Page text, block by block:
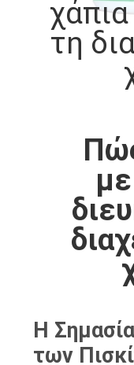
ΈΛΕΓΧΟΣ
ΕΙΔΉΣΕΙΣ
SITEMAP
τη
Η
των